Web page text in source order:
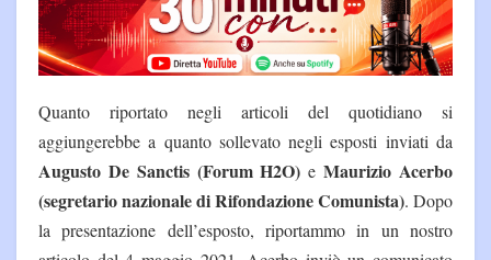
Quanto riportato negli articoli del quotidiano si
aggiungerebbe a quanto sollevato negli esposti inviati da
Augusto De Sanctis (Forum H2O) eMaurizio Acerbo
(segretario nazionale di Rifondazione Comunista). Dopo
la presentazione dell’esposto, riportammo in un nostro